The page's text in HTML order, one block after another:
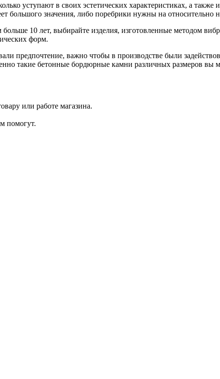
уступают в своих эстетических характеристиках, а
большого значения, либо поребрики нужны на
10 лет, выбирайте изделия, изготовленные методом
форм.
предпочтение, важно чтобы в производстве были
такие бетонные бордюрные камни различных размеров вы
или работе магазина.
помогут.